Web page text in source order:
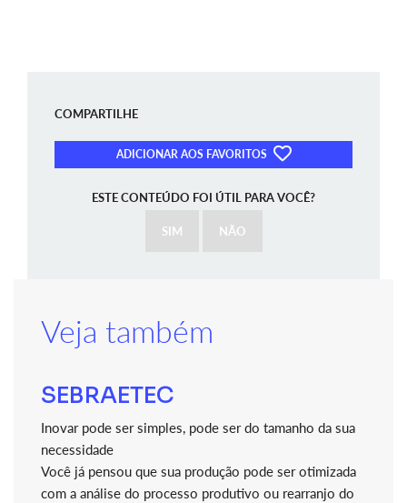
COMPARTILHE
ADICIONAR AOS FAVORITOS
ESTE CONTEÚDO FOI ÚTIL PARA VOCÊ?
SIM NÃO
Veja também
SEBRAETEC
Inovar pode ser simples, pode ser do tamanho da sua
necessidade
Você já pensou que sua produção pode ser otimizada
com a análise do processo produtivo ou rearranjo do